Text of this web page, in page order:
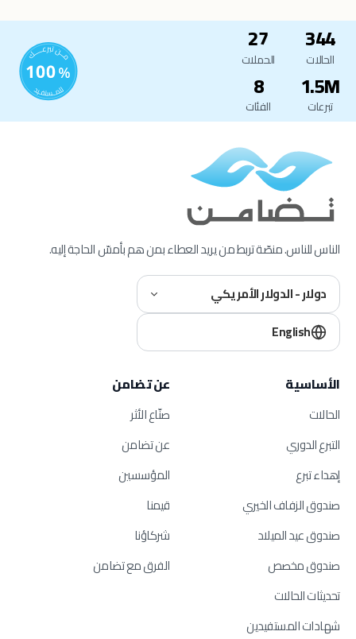
344
الحالات
27
الحملات
1.5M
تبرعات
8
الفئات
الناس للناس. منصّة تربط من يريد العطاء بمن هم بأمسّ الحاجة إليه.
دولار - الدولار الأمريكي
English
الأساسية
الحالات
التبرع الدوري
إهداء تبرع
صندوق الزفاف الخيري
صندوق عيد الميلاد
صندوق مخصص
تحديثات الحالات
شهادات المستفيدين
عن تضامن
صنّاع الأثر
عن تضامن
المؤسسين
قيمنا
شركاؤنا
الفرق مع تضامن